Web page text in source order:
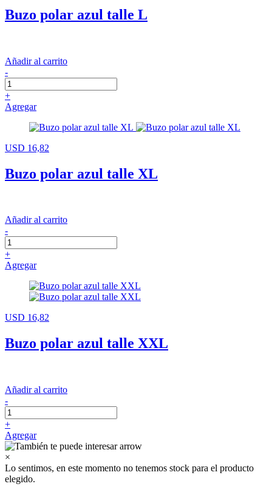
Buzo polar azul talle L
Añadir al carrito
-
+
Agregar
USD 16,82
Buzo polar azul talle XL
Añadir al carrito
-
+
Agregar
USD 16,82
Buzo polar azul talle XXL
Añadir al carrito
-
+
Agregar
×
Lo sentimos, en este momento no tenemos stock para el producto
elegido.